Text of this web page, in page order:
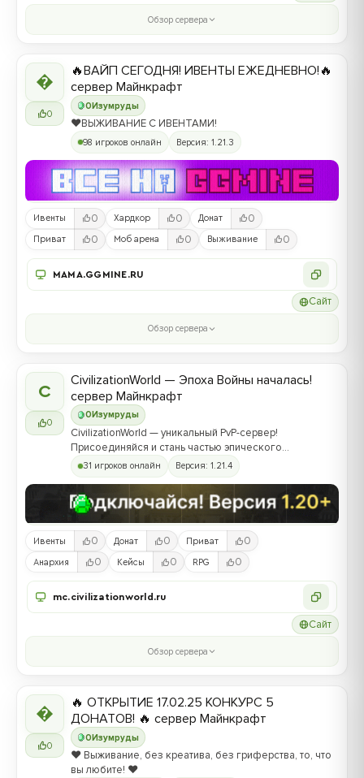
Обзор сервера

0
0Изумруды
🔥ВАЙП СЕГОДНЯ! ИВЕНТЫ ЕЖЕДНЕВНО!🔥
сервер Майнкрафт
❤️ВЫЖИВАНИЕ С ИВЕНТАМИ!
98 игроков онлайн Версия: 1.21.3
Ивенты 0 Хардкор 0 Донат 0
Приват 0 Моб арена 0 Выживание 0
MAMA.GGMINE.RU
Сайт
Обзор сервера
C
0
0 Изумруды
CivilizationWorld — Эпоха Войны началась!
сервер Майнкрафт
CivilizationWorld — уникальный PvP-сервер!
Присоединяйся и стань частью эпического
противостояния между Альвами и Йотунами!
31 игроков онлайн Версия: 1.21.4
Ивенты 0 Донат 0 Приват 0
Анархия 0 Кейсы 0 RPG 0
mc.civilizationworld.ru
Сайт
Обзор сервера

0
0Изумруды
🔥 ОТКРЫТИЕ 17.02.25 КОНКУРС 5
ДОНАТОВ! 🔥 сервер Майнкрафт
❤️ Выживание, без креатива, без гриферства, то, что
вы любите! ❤️